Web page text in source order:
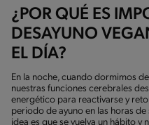
¿POR QUÉ ES
DESAYUNO
EL DÍA?
En la noche, cuando dormimos
nuestras funciones cerebrales
energético para reactivarse y
periodo de ayuno en las horas
idea es que se vuelva un hábito